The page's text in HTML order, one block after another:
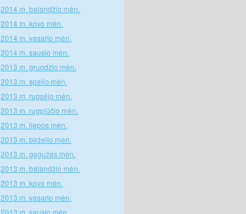
2014 m. balandžio mėn.
2014 m. kovo mėn.
2014 m. vasario mėn.
2014 m. sausio mėn.
2013 m. gruodžio mėn.
2013 m. spalio mėn.
2013 m. rugsėjo mėn.
2013 m. rugpjūčio mėn.
2013 m. liepos mėn.
2013 m. birželio mėn.
2013 m. gegužės mėn.
2013 m. balandžio mėn.
2013 m. kovo mėn.
2013 m. vasario mėn.
2013 m. sausio mėn.